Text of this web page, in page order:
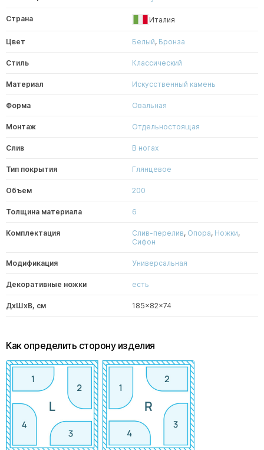
Страна Италия
Цвет Белый, Бронза
Стиль Классический
Материал Искусственный камень
Форма Овальная
Монтаж Отдельностоящая
Слив В ногах
Тип покрытия Глянцевое
Объем 200
Толщина материала 6
Комплектация Слив-перелив, Опора, Ножки,
Сифон
Модификация Универсальная
Декоративные ножки есть
ДxШxВ, см 185x82x74
Как определить сторону изделия